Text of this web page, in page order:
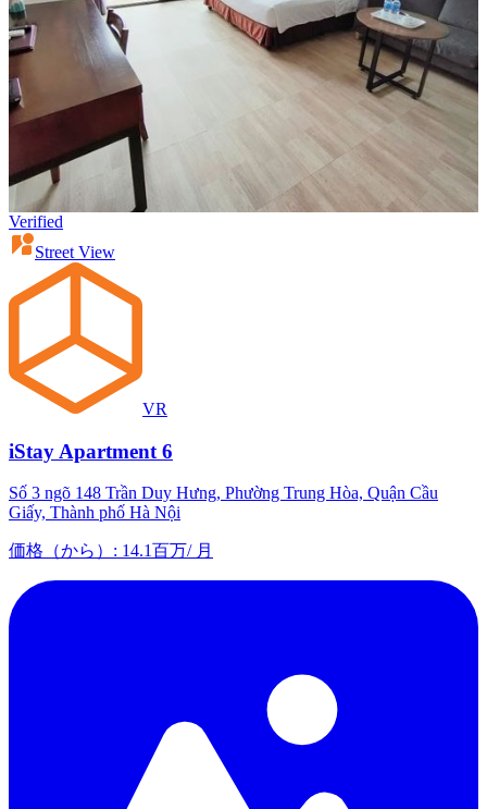
Verified
Street View
VR
iStay Apartment 6
Số 3 ngõ 148 Trần Duy Hưng, Phường Trung Hòa, Quận Cầu
Giấy, Thành phố Hà Nội
価格（から） : 14.1百万/月